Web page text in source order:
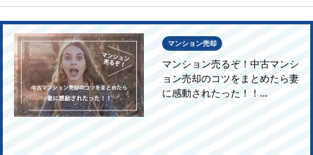
マンション売却
マンション売るぞ！中古マンシ
ョン売却のコツをまとめたら妻
に感動されたった！！…